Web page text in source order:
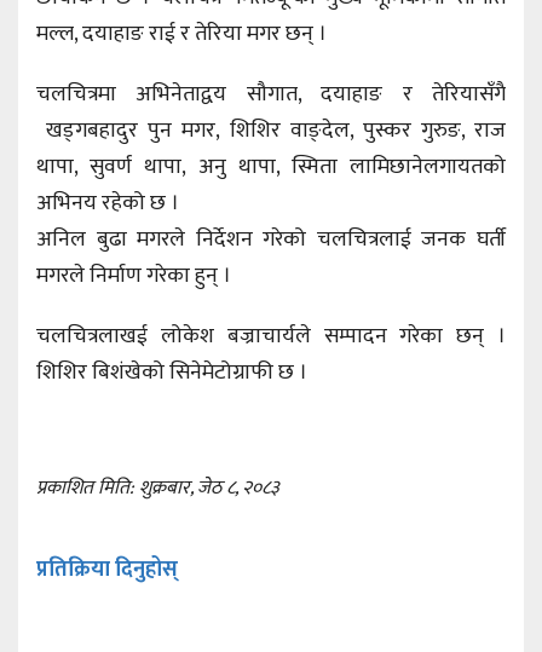
मल्ल, दयाहाङ राई र तेरिया मगर छन् ।
चलचित्रमा अभिनेताद्वय सौगात, दयाहाङ र तेरियासँगै
खड्गबहादुर पुन मगर, शिशिर वाङ्देल, पुस्कर गुरुङ, राज
थापा, सुवर्ण थापा, अनु थापा, स्मिता लामिछानेलगायतको
अभिनय रहेको छ ।
अनिल बुढा मगरले निर्देशन गरेको चलचित्रलाई जनक घर्ती
मगरले निर्माण गरेका हुन् ।
चलचित्रलाखई लोकेश बज्राचार्यले सम्पादन गरेका छन् ।
शिशिर बिशंखेको सिनेमेटोग्राफी छ ।
प्रकाशित मिति: शुक्रबार, जेठ ८, २०८३
प्रतिक्रिया दिनुहोस्